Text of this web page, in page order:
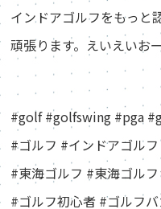
インドアゴルフをもっと
頑張ります。えいえいお
#golf #golfswing #pga
#ゴルフ #インドアゴル
#東海ゴルフ #東海ゴル
#ゴルフ初心者 #ゴルフ